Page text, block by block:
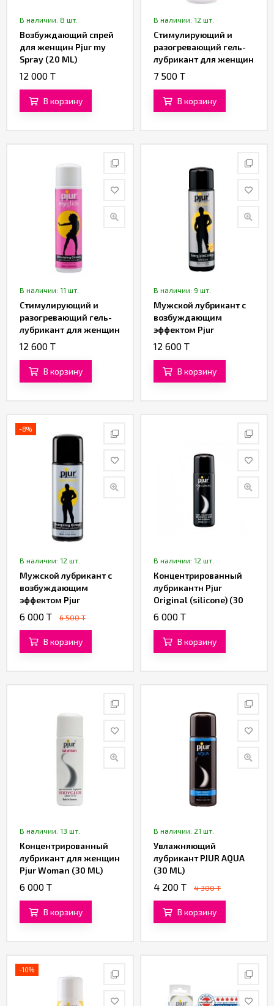
В наличии: 8 шт.
Возбуждающий спрей
для женщин Pjur my
Spray (20 ML)
12 000 T
В корзину
В наличии: 12 шт.
Стимулирующий и
разогревающий гель-
лубрикант для женщин
Pjur my Glide (30 ML)
7 500 T
В корзину
В наличии: 11 шт.
Стимулирующий и
разогревающий гель-
лубрикант для женщин
Pjur my Glide (100 ML)
12 600 T
В корзину
В наличии: 9 шт.
Мужской лубрикант с
возбуждающим
эффектом Pjur
Superhero
ML)
12 600 T
В корзину
-8%
В наличии: 12 шт.
Мужской лубрикант с
возбуждающим
эффектом Pjur
Superhero
ML)
6 000 T 6 500 T
В корзину
В наличии: 12 шт.
Концентрированный
лубрикантн Pjur
Original (silicone) (30
ML)
6 000 T
В корзину
В наличии: 13 шт.
Концентрированный
лубрикант для женщин
Pjur Woman (30 ML)
(silicone)
6 000 T
В корзину
В наличии: 21 шт.
Увлажняющий
лубрикант PJUR AQUA
(30 ML)
4 200 T 4 300 T
В корзину
-10%